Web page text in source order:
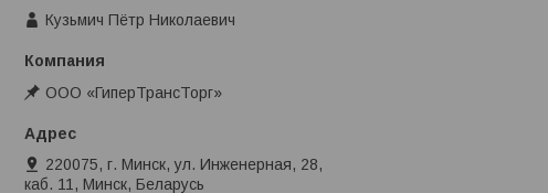
Кузьмич Пётр Николаевич
ООО «ГиперТрансТорг»
220075, г. Минск, ул. Инженерная, 28,
каб. 11, Минск, Беларусь